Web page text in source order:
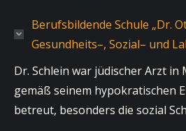
Berufsbildende Schule „Dr.
Gesundheits–, Sozial– und
Dr. Schlein war jüdischer Arzt
gemäß seinem hypokratischen
betreut, besonders die sozial